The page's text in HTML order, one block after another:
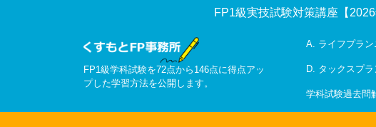
FP1級実技試験対策講座【
FP1級学科試験を72点から146点に得点アッ
プした学習方法を公開します。
A. ライフプラ
D. タックスプ
学科試験過去問